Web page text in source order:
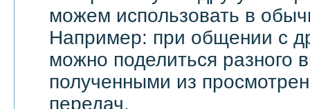
можем использовать в
Например: при общении с
можно поделиться разного
полученными из
передач.